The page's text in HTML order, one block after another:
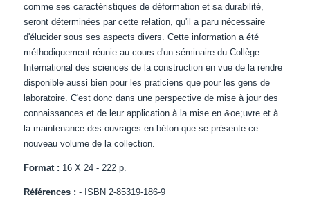
comme ses caractéristiques de déformation et sa durabilité,
seront déterminées par cette relation, qu'il a paru nécessaire
d'élucider sous ses aspects divers. Cette information a été
méthodiquement réunie au cours d'un séminaire du Collège
International des sciences de la construction en vue de la rendre
disponible aussi bien pour les praticiens que pour les gens de
laboratoire. C'est donc dans une perspective de mise à jour des
connaissances et de leur application à la mise en &oe;uvre et à
la maintenance des ouvrages en béton que se présente ce
nouveau volume de la collection.
Format : 16 X 24 - 222 p.
Références :- ISBN 2-85319-186-9